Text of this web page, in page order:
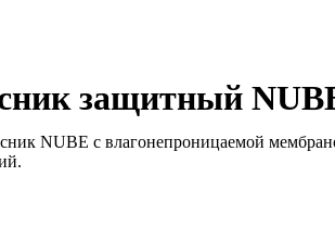
защитный
NUBE с влагонепроницаемой